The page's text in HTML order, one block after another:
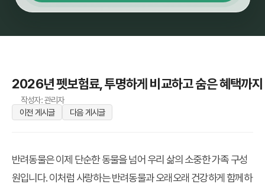
2026년 펫보험료, 투명하게 비교하고 숨은 혜택까지
작성자: 관리자
이전 게시글
다음 게시글
반려동물은 이제 단순한 동물을 넘어 우리 삶의 소중한 가족 구성
원입니다. 이처럼 사랑하는 반려동물과 오래오래 건강하게 함께하